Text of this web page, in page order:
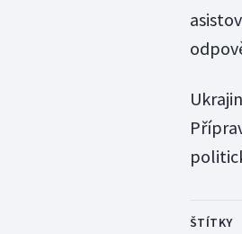
ŠTÍTKY